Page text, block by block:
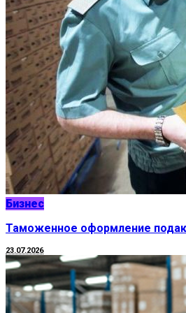
Бизнес
Таможенное оформление
23.07.2026